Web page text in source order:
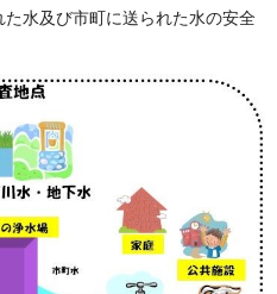
水及び市町に送られた水の安全